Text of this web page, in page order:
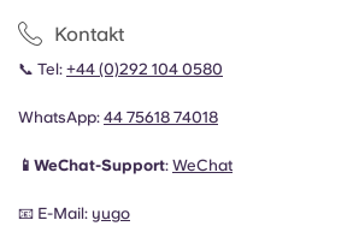
Kontakt
📞 Tel: +44 (0)292 104 0580
WhatsApp: 44 75618 74018
📱WeChat-Support: WeChat
📧 E-Mail: yugo